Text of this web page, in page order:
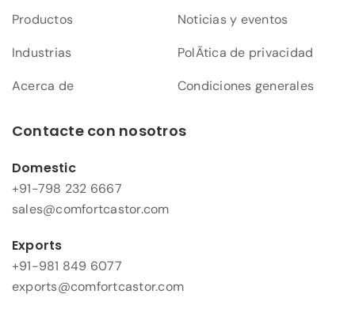
Productos
Industrias
Acerca de
Noticias y eventos
PolÃ­tica de privacidad
Condiciones generales
Contacte con nosotros
Domestic
+91-798 232 6667
sales@comfortcastor.com
Exports
+91-981 849 6077
exports@comfortcastor.com